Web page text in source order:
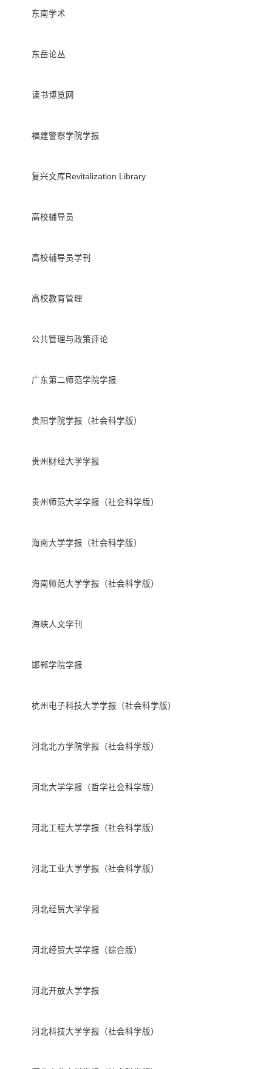
东南学术
东岳论丛
读书博览网
福建警察学院学报
复兴文库Revitalization Library
高校辅导员
高校辅导员学刊
高校教育管理
公共管理与政策评论
广东第二师范学院学报
贵阳学院学报（社会科学版）
贵州财经大学学报
贵州师范大学学报（社会科学版）
海南大学学报（社会科学版）
海南师范大学学报（社会科学版）
海峡人文学刊
邯郸学院学报
杭州电子科技大学学报（社会科学版）
河北北方学院学报（社会科学版）
河北大学学报（哲学社会科学版）
河北工程大学学报（社会科学版）
河北工业大学学报（社会科学版）
河北经贸大学学报
河北经贸大学学报（综合版）
河北开放大学学报
河北科技大学学报（社会科学版）